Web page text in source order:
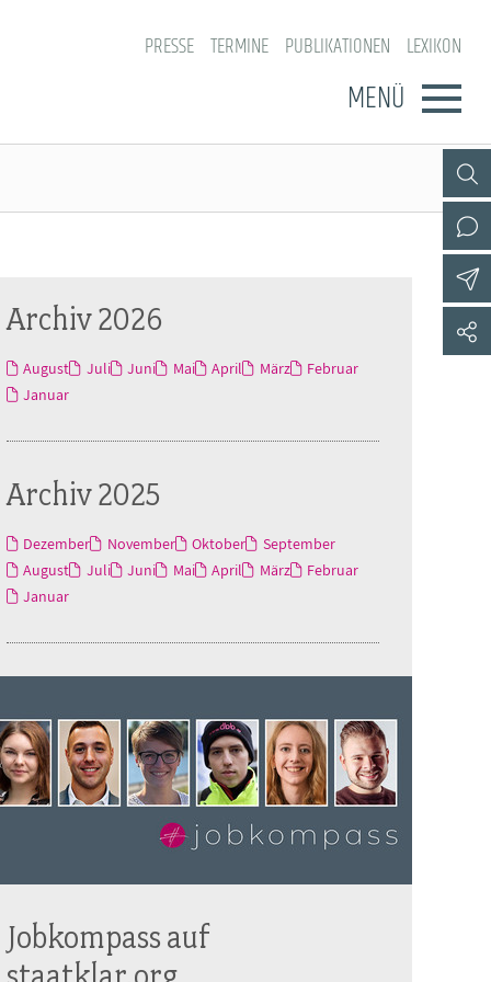
PRESSE TERMINE PUBLIKATIONEN LEXIKON
MENÜ
Archiv 2026
August Juli Juni Mai April März
Februar
Januar
Archiv 2025
Dezember November Oktober
September
August
Juli Juni Mai April März
Februar
Januar
Jobkompass auf